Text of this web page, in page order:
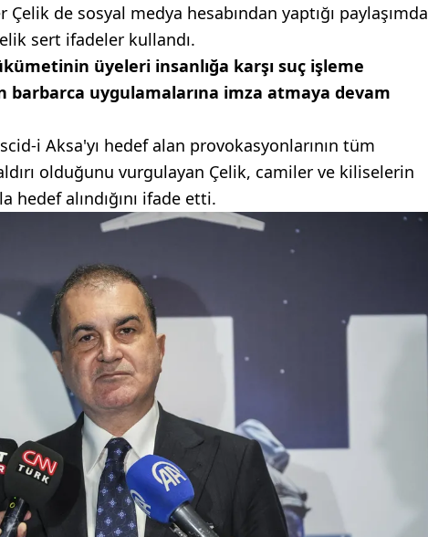
Çelik de sosyal medya hesabından yaptığı paylaşımda
sert ifadeler kullandı.
üyeleri insanlığa karşı suç işleme
uygulamalarına imza atmaya devam
i Aksa'yı hedef alan provokasyonlarının tüm
olduğunu vurgulayan Çelik, camiler ve kiliselerin
hedef alındığını ifade etti.